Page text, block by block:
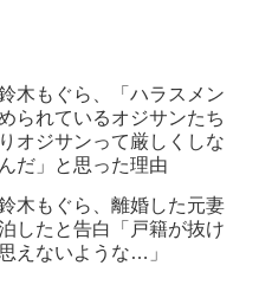
木もぐら、「ハラスメン
られているオジサンたち
オジサンって厳しくしな
だ」と思った理由
木もぐら、離婚した元妻
したと告白「戸籍が抜け
えないような…」